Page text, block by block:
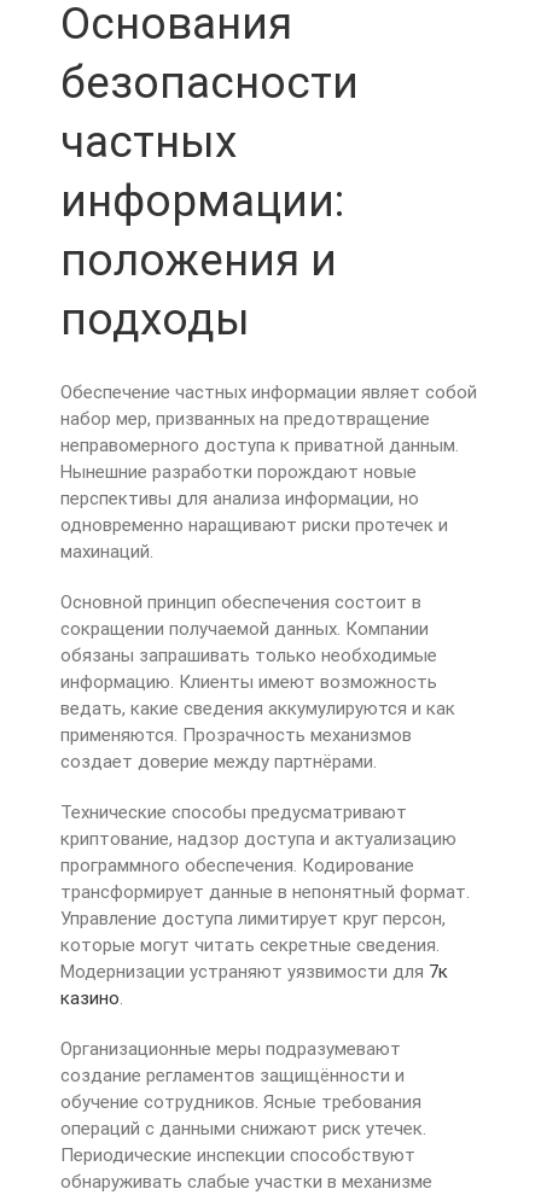
Основания
безопасности
частных
информации:
положения и
подходы
Обеспечение частных информации являет собой
набор мер, призванных на предотвращение
неправомерного доступа к приватной данным.
Нынешние разработки порождают новые
перспективы для анализа информации, но
одновременно наращивают риски протечек и
махинаций.
Основной принцип обеспечения состоит в
сокращении получаемой данных. Компании
обязаны запрашивать только необходимые
информацию. Клиенты имеют возможность
ведать, какие сведения аккумулируются и как
применяются. Прозрачность механизмов
создает доверие между партнёрами.
Технические способы предусматривают
криптование, надзор доступа и актуализацию
программного обеспечения. Кодирование
трансформирует данные в непонятный формат.
Управление доступа лимитирует круг персон,
которые могут читать секретные сведения.
Модернизации устраняют уязвимости для 7к
казино.
Организационные меры подразумевают
создание регламентов защищённости и
обучение сотрудников. Ясные требования
операций с данными снижают риск утечек.
Периодические инспекции способствуют
обнаруживать слабые участки в механизме